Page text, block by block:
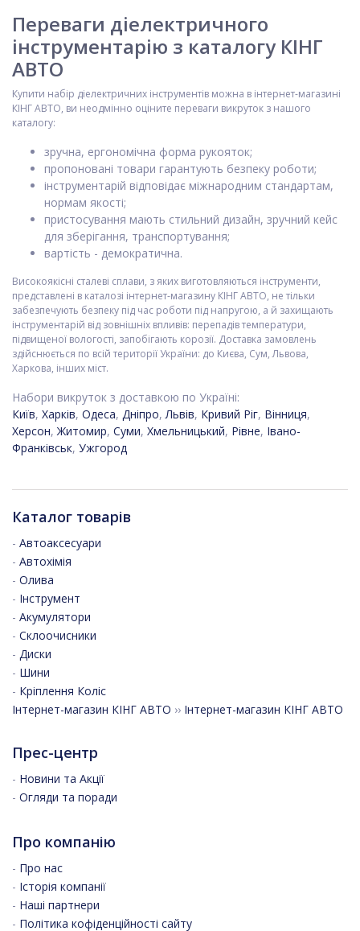
Переваги діелектричного
інструментарію з каталогу КІНГ
АВТО
Купити набір діелектричних інструментів можна в інтернет-магазині
КІНГ АВТО, ви неодмінно оціните переваги викруток з нашого
каталогу:
зручна, ергономічна форма рукояток;
пропоновані товари гарантують безпеку роботи;
інструментарій відповідає міжнародним стандартам,
нормам якості;
пристосування мають стильний дизайн, зручний кейс
для зберігання, транспортування;
вартість - демократична.
Високоякісні сталеві сплави, з яких виготовляються інструменти,
представлені в каталозі інтернет-магазину КІНГ АВТО, не тільки
забезпечують безпеку під час роботи під напругою, а й захищають
інструментарій від зовнішніх впливів: перепадів температури,
підвищеної вологості, запобігають корозії. Доставка замовлень
здійснюється по всій території України: до Києва, Сум, Львова,
Харкова, інших міст.
Набори викруток з доставкою по Україні:
Київ, Харків, Одеса, Дніпро,Львів, Кривий Ріг, Вінниця,
Херсон,Житомир, Суми, Хмельницький, Рівне, Івано-
Франківськ, Ужгород
Каталог товарів
- Автоаксесуари
- Автохімія
- Олива
- Інструмент
- Акумулятори
- Склоочисники
- Диски
- Шини
- Кріплення Коліс
Інтернет-магазин КІНГ АВТО ›› Інтернет-магазин КІНГ АВТО
Прес-центр
- Новини та Акції
- Огляди та поради
Про компанію
- Про нас
- Історія компанії
- Наші партнери
- Політика кофіденційності сайту